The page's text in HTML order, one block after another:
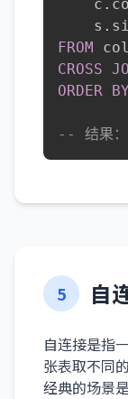
    c
.
    s
.
FROM
CROSS
ORDER BY
-- 结果
5 自
自连接是指
张表取不同
经典的场景